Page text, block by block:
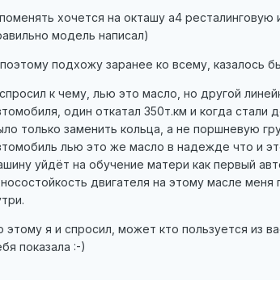
хочется на окташу а4 ресталинговую
модель написал)
подхожу заранее ко всему, казалось
к чему, лью это масло, но другой
один откатал 350т.км и когда стали
только заменить кольца, а не поршневую
лью это же масло в надежде что и
уйдёт на обучение матери как первый
двигателя на этому масле
этому я и спросил, может кто пользуется из
показала :-)